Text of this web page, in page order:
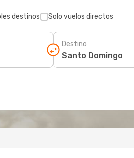
destinos Solo vuelos directos
Destino